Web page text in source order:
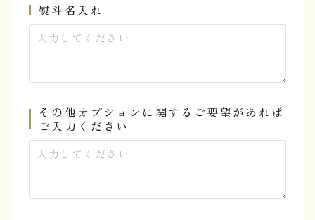
熨斗名入れ
その他オプションに関するご要望があれば
ご入力ください